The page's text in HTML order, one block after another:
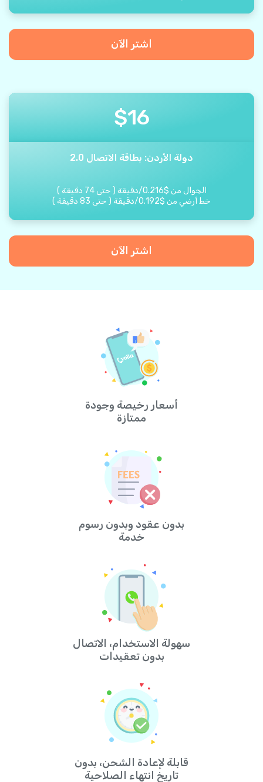
اشتر الآن
$16
دولة الأردن: بطاقة الاتصال 2.0
الجوال من $
0.216
/دقيقة ( حتى 74 دقيقة )
خط أرضي من $
0.192
/دقيقة ( حتى 83 دقيقة )
اشتر الآن
أسعار رخيصة وجودة
ممتازة
بدون عقود وبدون رسوم
خدمة
سهولة الاستخدام، الاتصال
بدون تعقيدات
قابلة لإعادة الشحن، بدون
تاريخ انتهاء الصلاحية